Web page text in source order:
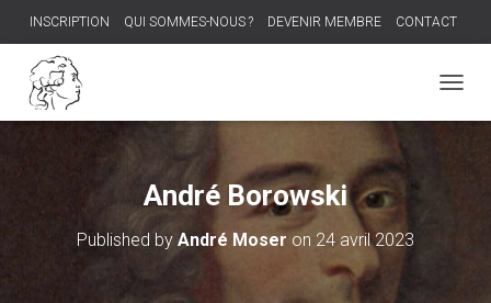
INSCRIPTION QUI SOMMES-NOUS ? DEVENIR MEMBRE CONTACT
U
André Borowski
Published by André Moser on 24 avril 2023